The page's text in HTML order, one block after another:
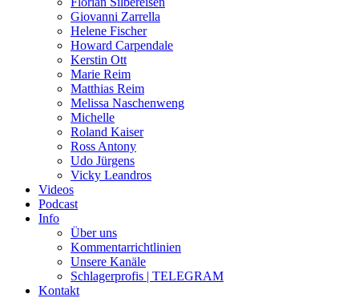
Giovanni Zarrella
Helene Fischer
Howard Carpendale
Kerstin Ott
Marie Reim
Matthias Reim
Melissa Naschenweng
Michelle
Roland Kaiser
Ross Antony
Udo Jürgens
Vicky Leandros
Videos
Podcast
Info
Über uns
Kommentarrichtlinien
Unsere Kanäle
Schlagerprofis | TELEGRAM
Kontakt